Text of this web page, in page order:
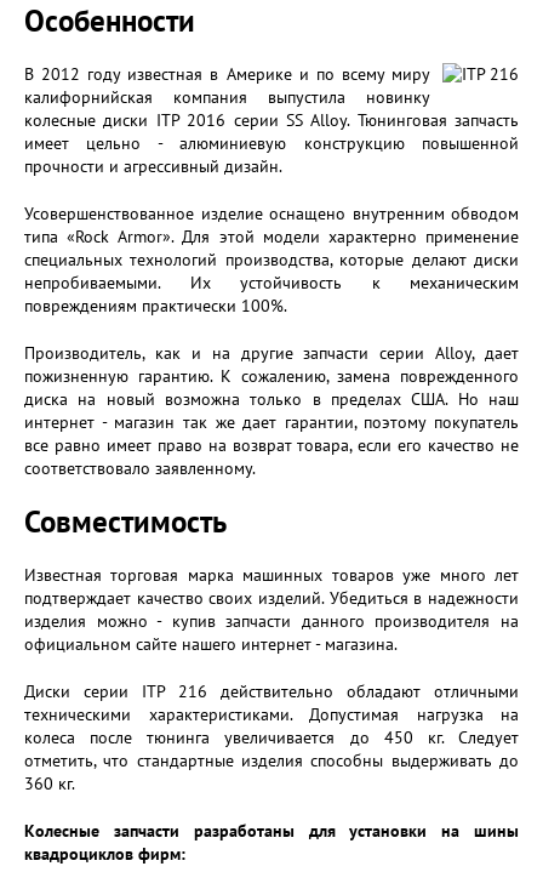
Особенности
В 2012 году известная в Америке и по всему миру
калифорнийская компания выпустила новинку
колесные диски ITP 2016 серии SS Alloy. Тюнинговая запчасть
имеет цельно - алюминиевую конструкцию повышенной
прочности и агрессивный дизайн.
Усовершенствованное изделие оснащено внутренним обводом
типа «Rock Armor». Для этой модели характерно применение
специальных технологий производства, которые делают диски
непробиваемыми. Их устойчивость к механическим
повреждениям практически 100%.
Производитель, как и на другие запчасти серии Alloy, дает
пожизненную гарантию. К сожалению, замена поврежденного
диска на новый возможна только в пределах США. Но наш
интернет - магазин так же дает гарантии, поэтому покупатель
все равно имеет право на возврат товара, если его качество не
соответствовало заявленному.
Совместимость
Известная торговая марка машинных товаров уже много лет
подтверждает качество своих изделий. Убедиться в надежности
изделия можно - купив запчасти данного производителя на
официальном сайте нашего интернет - магазина.
Диски серии ITP 216 действительно обладают отличными
техническими характеристиками. Допустимая нагрузка на
колеса после тюнинга увеличивается до 450 кг. Следует
отметить, что стандартные изделия способны выдерживать до
360 кг.
Колесные запчасти разработаны для установки на шины
квадроциклов фирм: